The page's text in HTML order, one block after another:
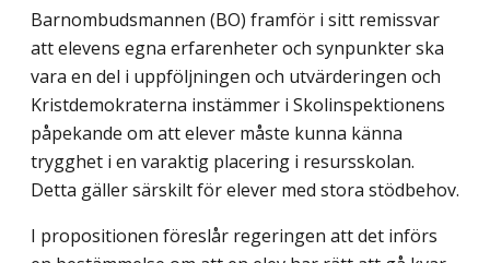
Barnombudsmannen (BO) framför i sitt remissvar
att elevens egna erfarenheter och synpunkter ska
vara en del i uppföljningen och utvärderingen och
Kristdemokraterna instämmer i Skolinspektionens
påpekande om att elever måste kunna känna
trygghet i en varaktig placering i resursskolan.
Detta gäller särskilt för elever med stora stödbehov.
I propositionen föreslår regeringen att det införs